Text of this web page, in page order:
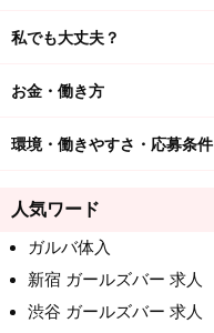
私でも大丈夫？
お金・働き方
環境・働きやすさ・応募条件
人気ワード
ガルバ体入
新宿 ガールズバー 求人
渋谷 ガールズバー 求人